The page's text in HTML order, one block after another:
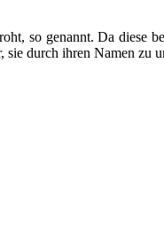
so genannt. Da diese
durch ihren Namen zu